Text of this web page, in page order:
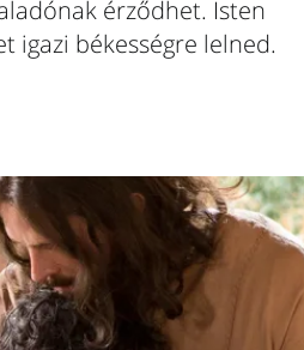
érződhet. Isten
igazi békességre lelned.